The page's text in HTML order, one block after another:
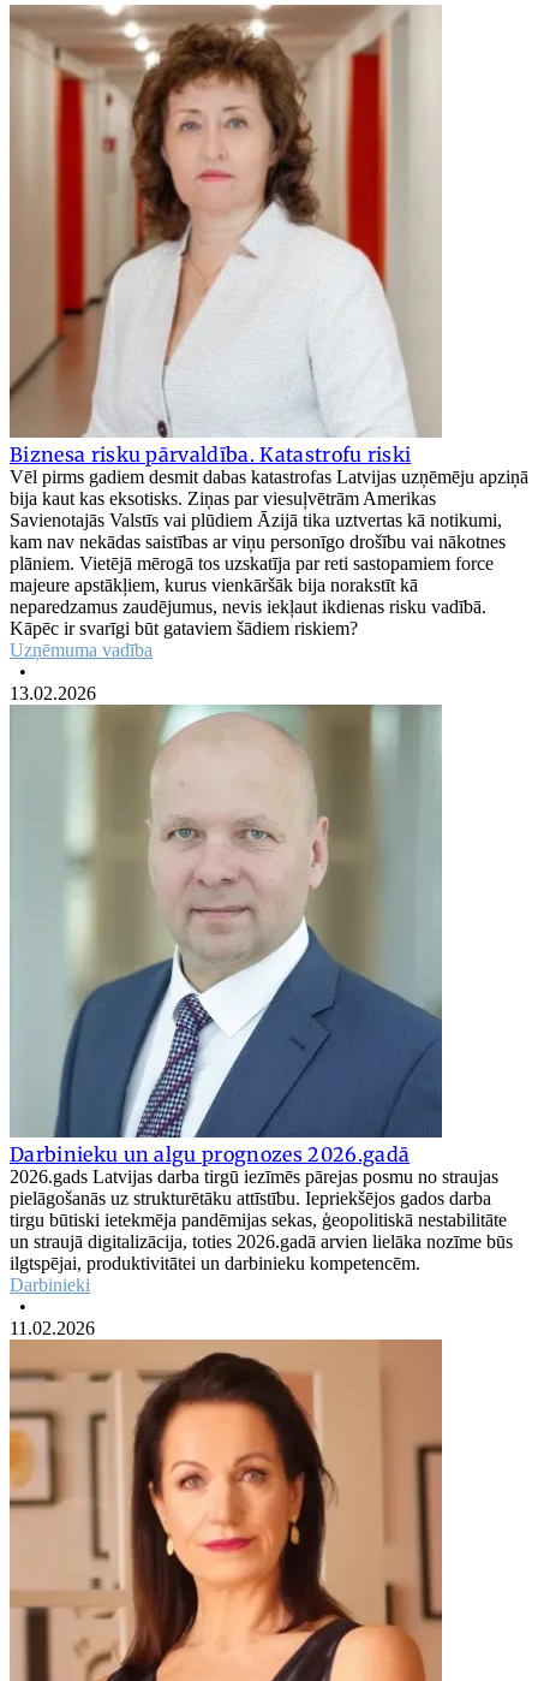
Biznesa risku pārvaldība. Katastrofu riski
Vēl pirms gadiem desmit dabas katastrofas Latvijas uzņēmēju apziņā
bija kaut kas eksotisks. Ziņas par viesuļvētrām Amerikas
Savienotajās Valstīs vai plūdiem Āzijā tika uztvertas kā notikumi,
kam nav nekādas saistības ar viņu personīgo drošību vai nākotnes
plāniem. Vietējā mērogā tos uzskatīja par reti sastopamiem force
majeure apstākļiem, kurus vienkāršāk bija norakstīt kā
neparedzamus zaudējumus, nevis iekļaut ikdienas risku vadībā.
Kāpēc ir svarīgi būt gataviem šādiem riskiem?
Uzņēmuma vadība
•
13.02.2026
Darbinieku un algu prognozes 2026.gadā
2026.gads Latvijas darba tirgū iezīmēs pārejas posmu no straujas
pielāgošanās uz strukturētāku attīstību. Iepriekšējos gados darba
tirgu būtiski ietekmēja pandēmijas sekas, ģeopolitiskā nestabilitāte
un straujā digitalizācija, toties 2026.gadā arvien lielāka nozīme būs
ilgtspējai, produktivitātei un darbinieku kompetencēm.
Darbinieki
•
11.02.2026